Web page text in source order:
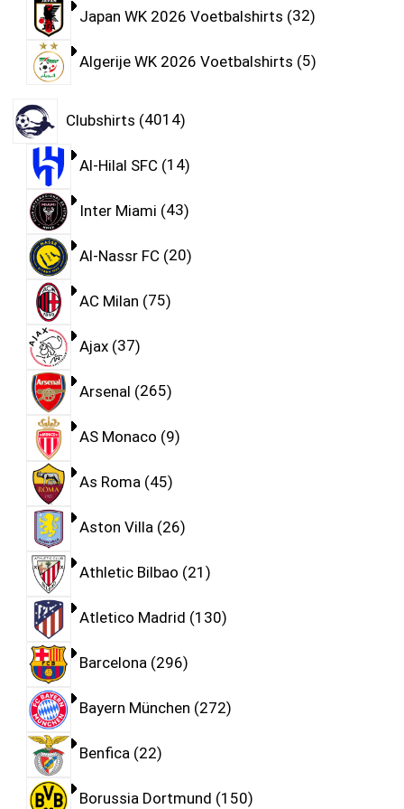
Japan WK 2026 Voetbalshirts 32
Algerije WK 2026 Voetbalshirts 5
Clubshirts 4014
Al-Hilal SFC 14
Inter Miami 43
Al-Nassr FC 20
AC Milan 75
Ajax 37
Arsenal 265
AS Monaco 9
As Roma 45
Aston Villa 26
Athletic Bilbao 21
Atletico Madrid 130
Barcelona 296
Bayern München 272
Benfica 22
Borussia Dortmund 150